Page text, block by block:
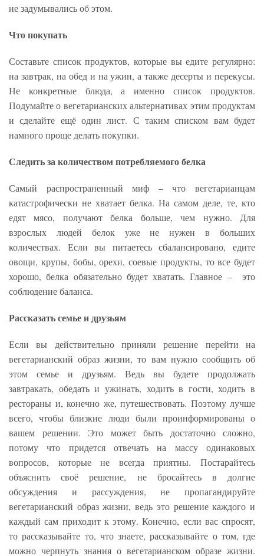
не задумывались об этом.
Что покупать
Составьте список продуктов, которые вы едите регулярно:
на завтрак, на обед и на ужин, а также десерты и перекусы.
Не конкретные блюда, а именно список продуктов.
Подумайте о вегетарианских альтернативах этим продуктам
и сделайте ещё один лист. С таким списком вам будет
намного проще делать покупки.
Следить за количеством потребляемого белка
Самый распространенный миф – что вегетарианцам
катастрофически не хватает белка. На самом деле, те, кто
едят мясо, получают белка больше, чем нужно. Для
взрослых людей белок уже не нужен в больших
количествах. Если вы питаетесь сбалансировано, едите
овощи, крупы, бобы, орехи, соевые продукты, то все будет
хорошо, белка обязательно будет хватать. Главное – это
соблюдение баланса.
Рассказать семье и друзьям
Если вы действительно приняли решение перейти на
вегетарианский образ жизни, то вам нужно сообщить об
этом семье и друзьям. Ведь вы будете продолжать
завтракать, обедать и ужинать, ходить в гости, ходить в
рестораны и, конечно же, путешествовать. Поэтому лучше
всего, чтобы близкие люди были проинформированы о
вашем решении. Это может быть достаточно сложно,
потому что придется отвечать на массу одинаковых
вопросов, которые не всегда приятны. Постарайтесь
объяснить своё решение, не бросайтесь в долгие
обсуждения и рассуждения, не пропагандируйте
вегетарианский образ жизни, ведь это решение каждого и
каждый сам приходит к этому. Конечно, если вас спросят,
то рассказывайте то, что знаете, рассказывайте о том, где
можно черпнуть знания о вегетарианском образе жизни.